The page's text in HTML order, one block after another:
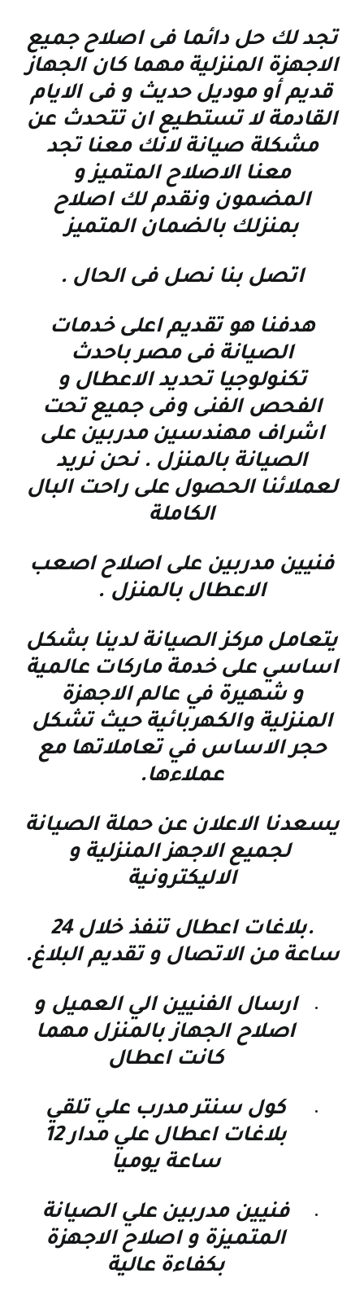
تجد لك حل دائما فى اصلاح جميع
الاجهزة المنزلية مهما كان الجهاز
قديم أو موديل حديث و فى الايام
القادمة لا تستطيع ان تتحدث عن
مشكلة صيانة لانك معنا تجد
معنا الاصلاح المتميز و
المضمون ونقدم لك اصلاح
بمنزلك بالضمان المتميز
اتصل بنا نصل فى الحال .
هدفنا هو تقديم اعلى خدمات
الصيانة فى مصر باحدث
تكنولوجيا تحديد الاعطال و
الفحص الفنى وفى جميع تحت
اشراف مهندسين مدربين على
الصيانة بالمنزل . نحن نريد
لعملائنا الحصول على راحت البال
الكاملة
فنيين مدربين على اصلاح اصعب
الاعطال بالمنزل .
يتعامل مركز الصيانة لدينا بشكل
اساسي على خدمة ماركات عالمية
و شهيرة في عالم الاجهزة
المنزلية والكهربائية حيث تشكل
حجر الاساس في تعاملاتها مع
عملاءها.
يسعدنا الاعلان عن حملة الصيانة
لجميع الاجهز المنزلية و
الاليكترونية
.بلاغات اعطال تنفذ خلال 24
ساعة من الاتصال و تقديم البلاغ.
ارسال الفنيين الي العميل و
اصلاح الجهاز بالمنزل مهما
كانت اعطال
كول سنتر مدرب علي تلقي
بلاغات اعطال علي مدار 12
ساعة يوميا
فنيين مدربين علي الصيانة
المتميزة و اصلاح الاجهزة
بكفاءة عالية